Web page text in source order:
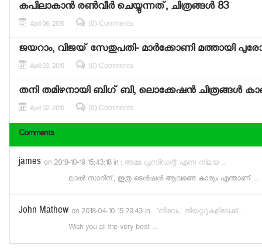
കപിലാകാന്‍ രണ്‍വീര്‍ ചെയ്യുന്നത്, ചിത്രങ്ങള്‍ 83
April 06, 2019 (0) Comments
ജയറാം, വിജയ് സേതുപതി- മാര്‍ക്കോണി മത്തായി
April 03, 2019 (0) Comments
തനി തമിഴനായി ബിഗ് ബി, ലൊക്കേഷന്‍ ചിത്രങ്ങള്‍
April 02, 2019 (0) Comments
Comments
james on 2018-10-19 15:43:18 in : അമ്മ പ്രസിഡന്റ് എന്ന നിലയ ...
ലാൽ സാറിന്, ഇത്ര ടെൻഷൻ ആവണ്ടെ കാര്യം എന്താണ് ...
John Mathew on 2018-04-10 15:29:43 in : 'നീരവം' തിയറ്ററുകളിലേക്ക് ...
Wish you all the very best ...